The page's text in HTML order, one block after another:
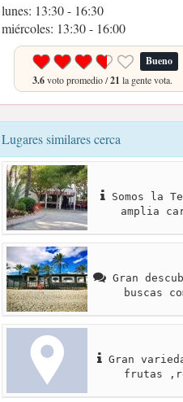
lunes: 13:30 - 16:30
miércoles: 13:30 - 16:00
Bueno
3.6voto promedio /21 la gente vota.
Lugares similares cerca
Somos la
amplia
Gran
buscas
Gran
frutas